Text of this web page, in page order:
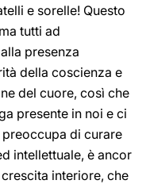
e sorelle! Questo
tutti ad
presenza
della coscienza e
del cuore, così che
presente in noi e ci
di curare
intellettuale, è ancor
interiore, che